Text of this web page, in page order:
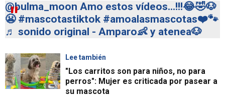
@bulma_moon Amo estos vídeos...!!!😂🤣🐶
😬 #mascotastiktok #amoalasmascotas❤️🐾
♬ sonido original - Amparo👶 y atenea🐶
Lee también
"Los carritos son para niños, no para
perros": Mujer es criticada por pasear a
su mascota